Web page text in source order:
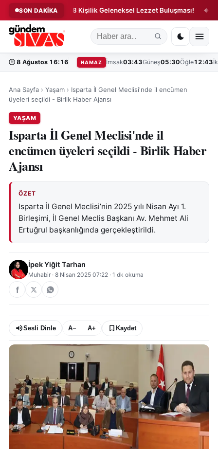
SON DAKİKA
5 Bin 58 Kişilik Geleneksel Lezzet Buluşması! ◆
🕒 8 Ağustos 16:16 NAMAZ İmsak03:43Güneş05:30Öğle12:43
Ana Sayfa › Yaşam › Isparta İl Genel Meclisi'nde il encümen
üyeleri seçildi - Birlik Haber Ajansı
YAŞAM
Isparta İl Genel Meclisi'nde il
encümen üyeleri seçildi - Birlik Haber
Ajansı
ÖZET
Isparta İl Genel Meclisi’nin 2025 yılı Nisan Ayı 1.
Birleşimi, İl Genel Meclis Başkanı Av. Mehmet Ali
Ertuğrul başkanlığında gerçekleştirildi.
İpek Yiğit Tarhan
Muhabir · 8 Nisan 2025 07:22 · 1 dk okuma
Sesli Dinle A− A+ Kaydet